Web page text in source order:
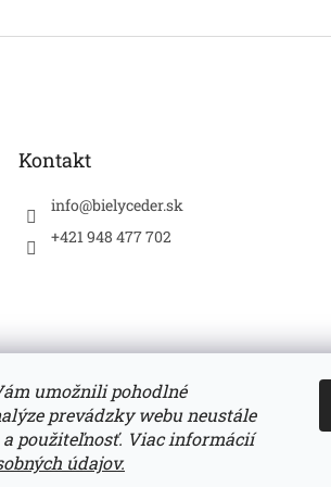
umožnili pohodlné
prevádzky webu neustále
použiteľnosť. Viac informácií
údajov.
Kontakt
info@bielyceder.sk
+421 948 477 702
Zboží.cz Heureka.sk